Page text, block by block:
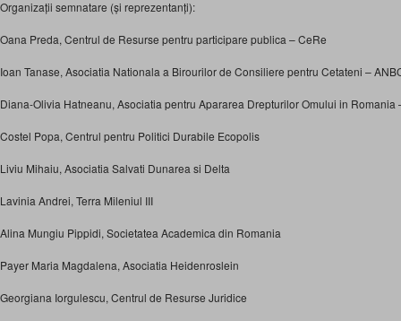
Organizații semnatare (și reprezentanți):
Oana Preda, Centrul de Resurse pentru participare publica – CeRe
Ioan Tanase, Asociatia Nationala a Birourilor de Consiliere pentru Cetateni –
Diana-Olivia Hatneanu, Asociatia pentru Apararea Drepturilor Omului in Romania
Costel Popa, Centrul pentru Politici Durabile Ecopolis
Liviu Mihaiu, Asociatia Salvati Dunarea si Delta
Lavinia Andrei, Terra Mileniul III
Alina Mungiu Pippidi, Societatea Academica din Romania
Payer Maria Magdalena, Asociatia Heidenroslein
Georgiana Iorgulescu, Centrul de Resurse Juridice